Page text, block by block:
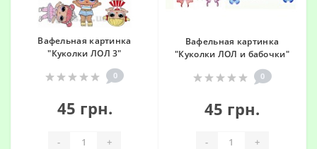
Вафельная картинка
"Куколки ЛОЛ 3"
0
45 грн.
- +
Вафельная картинка
"Куколки ЛОЛ и бабочки"
0
45 грн.
- +